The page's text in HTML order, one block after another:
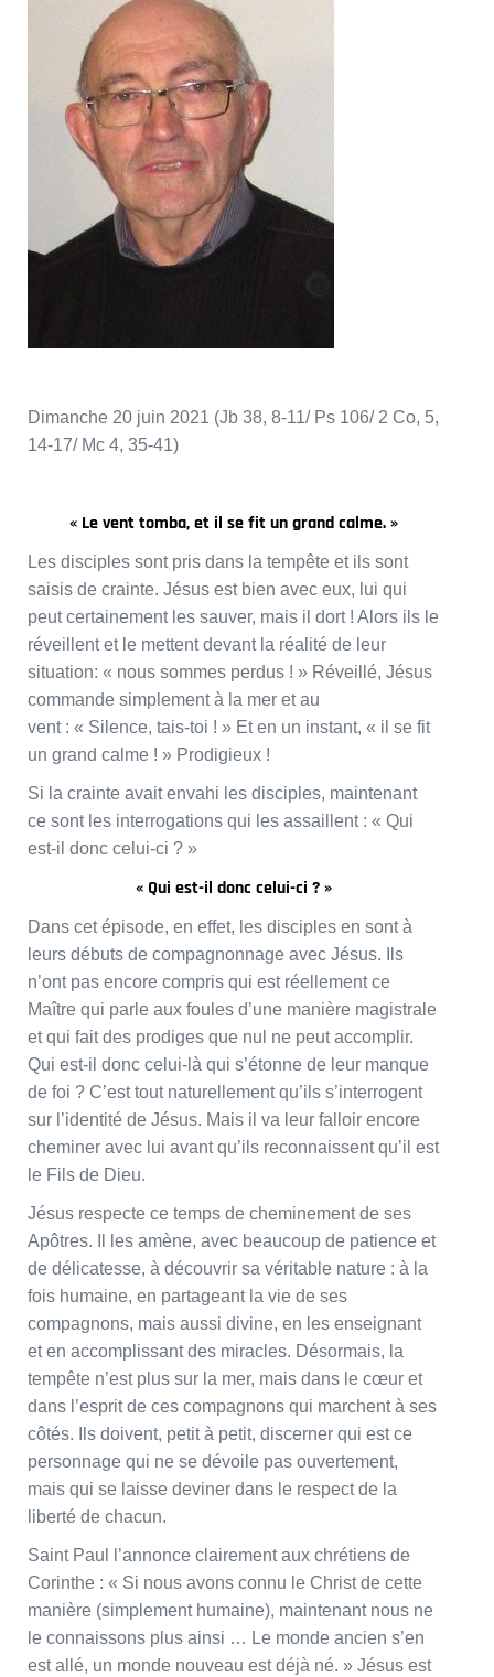
Dimanche 20 juin 2021 (Jb 38, 8-11/ Ps 106/ 2 Co, 5,
14-17/ Mc 4, 35-41)
« Le vent tomba, et il se fit un grand calme. »
Les disciples sont pris dans la tempête et ils sont
saisis de crainte. Jésus est bien avec eux, lui qui
peut certainement les sauver, mais il dort ! Alors ils le
réveillent et le mettent devant la réalité de leur
situation: « nous sommes perdus ! » Réveillé, Jésus
commande simplement à la mer et au
vent : « Silence, tais-toi ! » Et en un instant, « il se fit
un grand calme ! » Prodigieux !
Si la crainte avait envahi les disciples, maintenant
ce sont les interrogations qui les assaillent : « Qui
est-il donc celui-ci ? »
« Qui est-il donc celui-ci ? »
Dans cet épisode, en effet, les disciples en sont à
leurs débuts de compagnonnage avec Jésus. Ils
n’ont pas encore compris qui est réellement ce
Maître qui parle aux foules d’une manière magistrale
et qui fait des prodiges que nul ne peut accomplir.
Qui est-il donc celui-là qui s’étonne de leur manque
de foi ? C’est tout naturellement qu’ils s’interrogent
sur l’identité de Jésus. Mais il va leur falloir encore
cheminer avec lui avant qu’ils reconnaissent qu’il est
le Fils de Dieu.
Jésus respecte ce temps de cheminement de ses
Apôtres. Il les amène, avec beaucoup de patience et
de délicatesse, à découvrir sa véritable nature : à la
fois humaine, en partageant la vie de ses
compagnons, mais aussi divine, en les enseignant
et en accomplissant des miracles. Désormais, la
tempête n’est plus sur la mer, mais dans le cœur et
dans l’esprit de ces compagnons qui marchent à ses
côtés. Ils doivent, petit à petit, discerner qui est ce
personnage qui ne se dévoile pas ouvertement,
mais qui se laisse deviner dans le respect de la
liberté de chacun.
Saint Paul l’annonce clairement aux chrétiens de
Corinthe : « Si nous avons connu le Christ de cette
manière (simplement humaine), maintenant nous ne
le connaissons plus ainsi … Le monde ancien s’en
est allé, un monde nouveau est déjà né. » Jésus est